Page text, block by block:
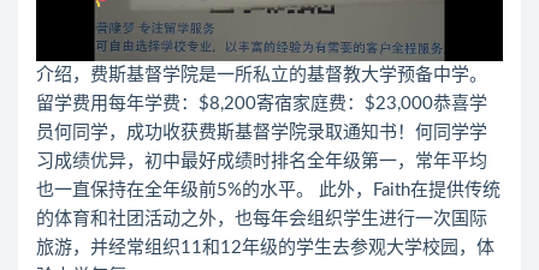
介绍，费斯基督学院是一所私立的基督教大学预备中学。
留学费用每年学费：$8,200寄宿家庭费：$23,000恭喜学
员何同学，成功收获费斯基督学院录取通知书！何同学学
习成绩优异，初中最好成绩时排名全年级第一，常年平均
也一直保持在全年级前5%的水平。 此外，Faith在提供传统
的体育和社团活动之外，也每年会组织学生进行一次国际
旅游，并经常组织11和12年级的学生去参观大学校园，体